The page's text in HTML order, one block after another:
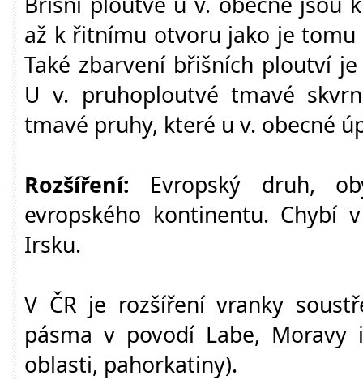
až k řitnímu otvoru jako je
Také zbarvení břišních ploutví
U v. pruhoploutvé tmavé
tmavé pruhy, které u v. obecné
Rozšíření: Evropský druh,
evropského kontinentu. Chybí
Irsku.
V ČR je rozšíření vranky
pásma v povodí Labe,
oblasti, pahorkatiny).